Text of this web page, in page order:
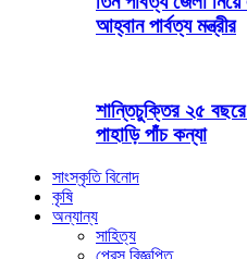
আহ্বান পার্বত্য মন্ত্রীর
শান্তিচুক্তির ২৫
পাহাড়ি পাঁচ কন্যা
সাংস্কৃতি বিনোদ
কৃষি
অন্যান্য
সাহিত্য
প্রেস বিজ্ঞপ্তি